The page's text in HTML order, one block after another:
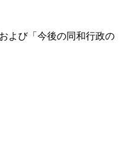
よび「今後の同和行政の